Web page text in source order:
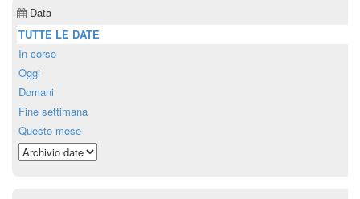
Data
TUTTE LE DATE
In corso
Oggi
Domani
Fine settimana
Questo mese